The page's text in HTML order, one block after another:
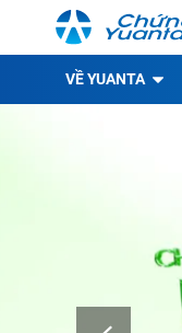
VỀ YUANTA